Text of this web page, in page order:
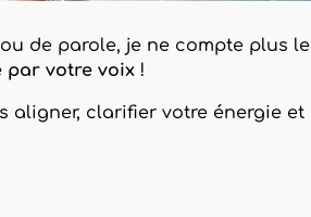
de parole, je ne compte plus le
par votre voix!
aligner, clarifier votre énergie et